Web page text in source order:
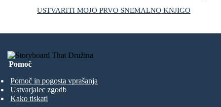
USTVARITI MOJO PRVO SNEMALNO KNJIGO
Pomoč
Pomoč in pogosta vprašanja
Ustvarjalec zgodb
Kako tiskati